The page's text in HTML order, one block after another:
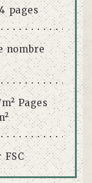
pages
nombre
Pages